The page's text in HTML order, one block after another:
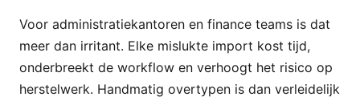
Voor administratiekantoren en finance teams is dat
meer dan irritant. Elke mislukte import kost tijd,
onderbreekt de workflow en verhoogt het risico op
herstelwerk. Handmatig overtypen is dan verleidelijk